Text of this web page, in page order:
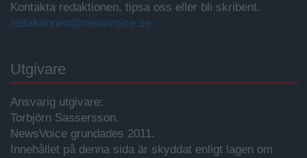
Kontakta redaktionen, tipsa oss eller bli skribent.
redaktionen@newsvoice.se
Utgivare
Ansvarig utgivare:
Torbjörn Sassersson.
NewsVoice grundades 2011.
Innehållet på denna sida är skyddat enligt lagen om